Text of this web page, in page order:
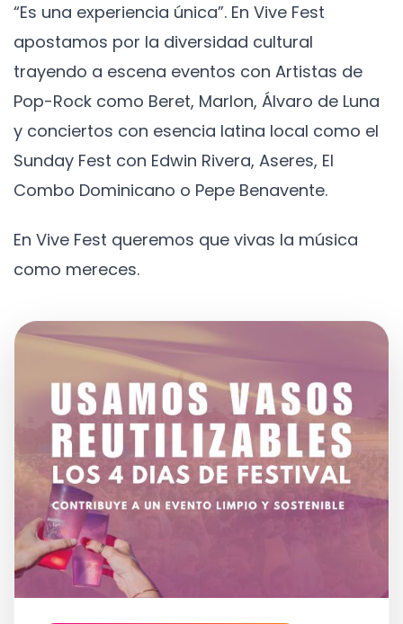
“Es una experiencia única”. En Vive Fest
apostamos por la diversidad cultural
trayendo a escena eventos con Artistas de
Pop-Rock como Beret, Marlon, Álvaro de Luna
y conciertos con esencia latina local como el
Sunday Fest con Edwin Rivera, Aseres, El
Combo Dominicano o Pepe Benavente.
En Vive Fest queremos que vivas la música
como mereces.